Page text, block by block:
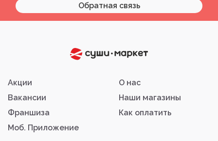
Обратная связь
Акции
О нас
Вакансии
Наши магазины
Франшиза
Как оплатить
Моб. Приложение